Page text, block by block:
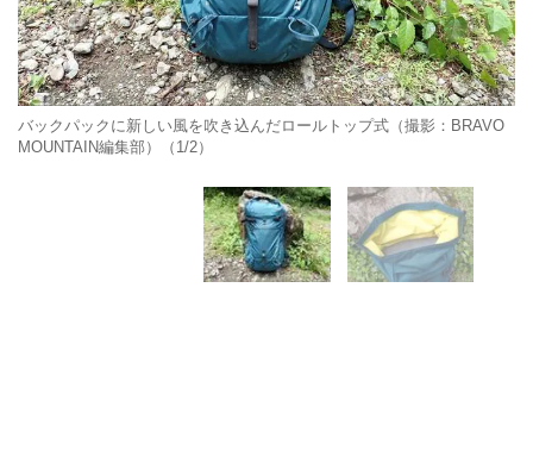
バックパックに新しい風を吹き込んだロールトップ式（撮影：BRAVO
MOUNTAIN編集部）（1/2）